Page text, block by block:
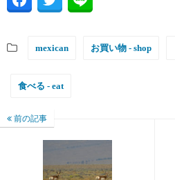
mexican お買い物 - shop
食べる - eat
前の記事